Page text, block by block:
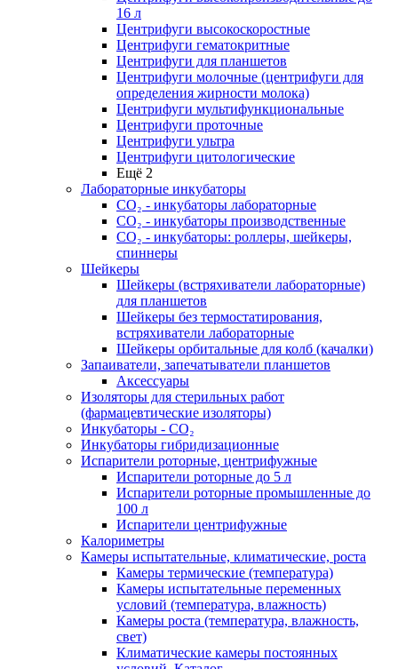
16 л
Центрифуги высокоскоростные
Центрифуги гематокритные
Центрифуги для планшетов
Центрифуги молочные (центрифуги для
определения жирности молока)
Центрифуги мультифункциональные
Центрифуги проточные
Центрифуги ультра
Центрифуги цитологические
Ещё 2
Лабораторные инкубаторы
СО₂ - инкубаторы лабораторные
СО₂ - инкубаторы производственные
СО₂ - инкубаторы: роллеры, шейкеры,
спиннеры
Шейкеры
Шейкеры (встряхиватели лабораторные)
для планшетов
Шейкеры без термостатирования,
встряхиватели лабораторные
Шейкеры орбитальные для колб (качалки)
Запаиватели, запечатыватели планшетов
Аксессуары
Изоляторы для стерильных работ
(фармацевтические изоляторы)
Инкубаторы - CO₂
Инкубаторы гибридизационные
Испарители роторные, центрифужные
Испарители роторные до 5 л
Испарители роторные промышленные до
100 л
Испарители центрифужные
Калориметры
Камеры испытательные, климатические, роста
Камеры термические (температура)
Камеры испытательные переменных
условий (температура, влажность)
Камеры роста (температура, влажность,
свет)
Климатические камеры постоянных